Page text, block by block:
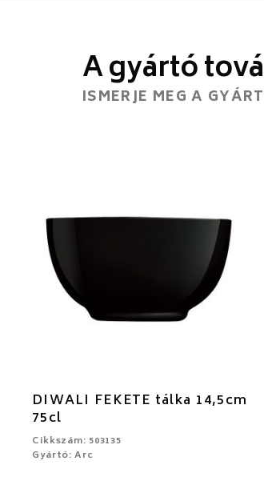
A gyártó
ISMERJE MEG A
DIWALI FEKETE tálka 14,5cm
75cl
Cikkszám: 503135
Gyártó: Arc